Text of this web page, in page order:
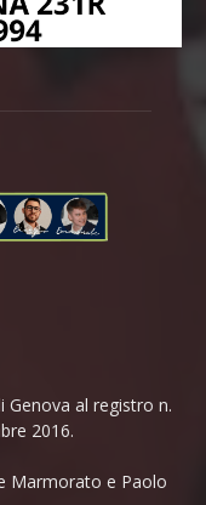
Genova al registro n.
2016.
Marmorato e Paolo